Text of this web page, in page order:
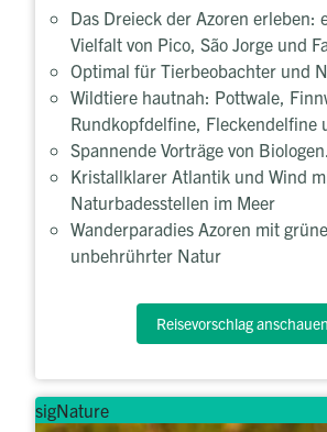
Das Dreieck der Azoren erleben:
Vielfalt von Pico, São Jorge und
Optimal für Tierbeobachter und
Wildtiere hautnah: Pottwale,
Rundkopfdelfine, Fleckendelfine
Spannende Vorträge von Biologen.
Kristallklarer Atlantik und Wind
Naturbadesstellen im Meer
Wanderparadies Azoren mit
unbehrührter Natur
Reisevorschlag anschauen
sigNature